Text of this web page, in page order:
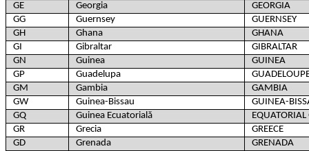
GE
Georgia
GEORGIA
GG
Guernsey
GUERNSEY
GH
Ghana
GHANA
GI
Gibraltar
GIBRALTAR
GN
Guinea
GUINEA
GP
Guadelupa
GM
Gambia
GAMBIA
GW
Guinea-Bissau
GUINEA-
GQ
Guinea Ecuatorială
GR
Grecia
GREECE
GD
Grenada
GRENADA